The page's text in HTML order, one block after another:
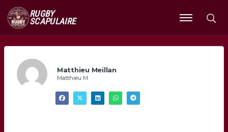
RUGBY
SCAPULAIRE
Ouvrir
le
Matthieu Meillan
Matthieu M